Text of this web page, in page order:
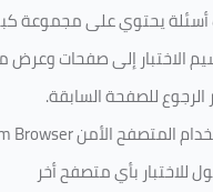
يحتوي على مجموعة
الاختبار إلى صفحات
للصفحة السابقة.
المتصفح الأمنBrowser
للاختبار بأي متصفح أخر